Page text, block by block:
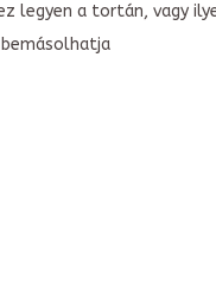
legyen a tortán, vagy